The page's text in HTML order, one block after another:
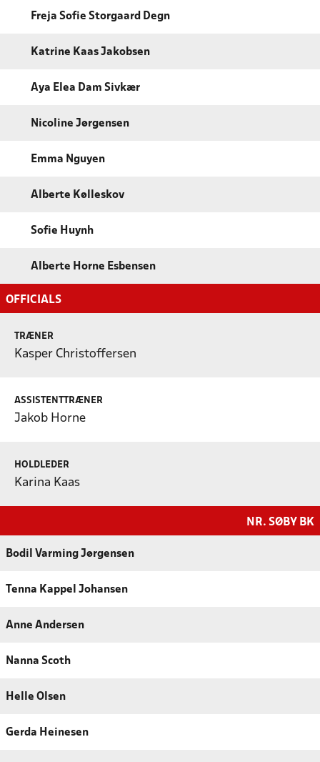
Freja Sofie Storgaard Degn
Katrine Kaas Jakobsen
Aya Elea Dam Sivkær
Nicoline Jørgensen
Emma Nguyen
Alberte Kølleskov
Sofie Huynh
Alberte Horne Esbensen
OFFICIALS
TRÆNER
Kasper Christoffersen
ASSISTENTTRÆNER
Jakob Horne
HOLDLEDER
Karina Kaas
NR. SØBY BK
Bodil Varming Jørgensen
Tenna Kappel Johansen
Anne Andersen
Nanna Scoth
Helle Olsen
Gerda Heinesen